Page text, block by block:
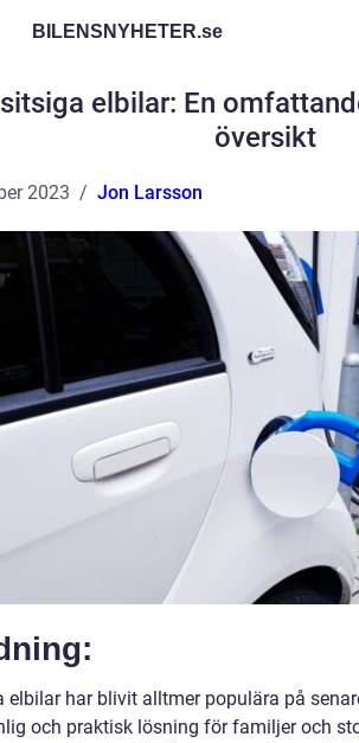
BILENSNYHETER.se
elbilar: En
översikt
2023 Jon Larsson
elbilar har blivit alltmer populära på
och praktisk lösning för familjer och